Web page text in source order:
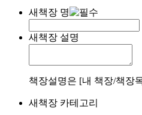
새책장 명
새책장 설명
책장설명은 [내 책장/책장
새책장 카테고리